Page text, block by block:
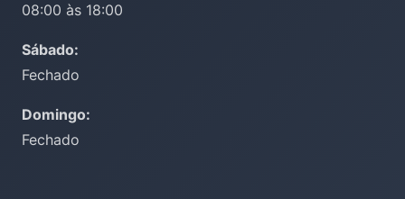
08:00 às 18:00
Sábado:
Fechado
Domingo:
Fechado